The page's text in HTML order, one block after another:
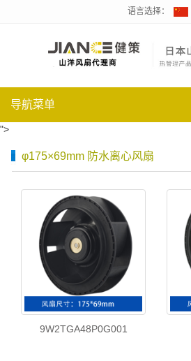
语言选择：
导航菜单
">
φ175×69mm 防水离心风扇
9W2TGA48P0G001